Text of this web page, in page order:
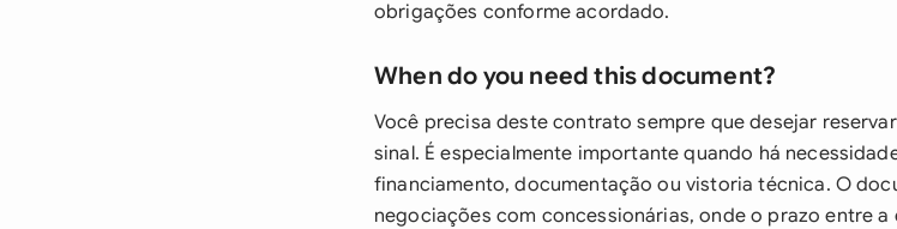
obrigações conforme acordado.
When do you need this document?
Você precisa deste contrato sempre que desejar
sinal. É especialmente importante quando há
financiamento, documentação ou vistoria técnica. O
negociações com concessionárias, onde o prazo entre